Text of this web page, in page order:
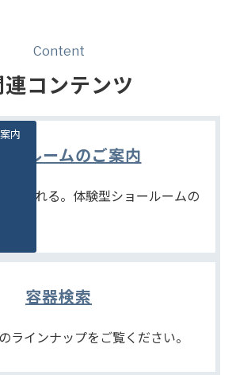
Content
連コンテンツ
ールームのご案内
べられる。体験型ショールームの
内
容器検索
ラインナップをご覧ください。